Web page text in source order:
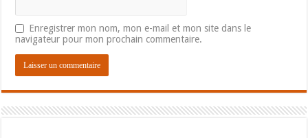
Enregistrer mon nom, mon e-mail et mon site dans le
navigateur pour mon prochain commentaire.